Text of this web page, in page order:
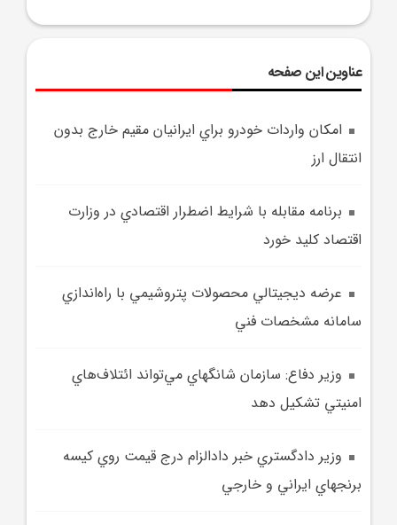
عناوین این صفحه
امکان واردات خودرو براي ايرانيان مقيم خارج بدون
انتقال ارز
برنامه مقابله با شرايط اضطرار اقتصادي در وزارت
اقتصاد کليد خورد
عرضه ديجيتالي محصولات پتروشيمي با راه‌اندازي
سامانه مشخصات فني
وزير دفاع: سازمان شانگهاي مي‌تواند ائتلاف‌هاي
امنيتي تشکيل دهد
وزير دادگستري خبر دادالزام درج قيمت روي کيسه
برنجهاي ايراني و خارجي